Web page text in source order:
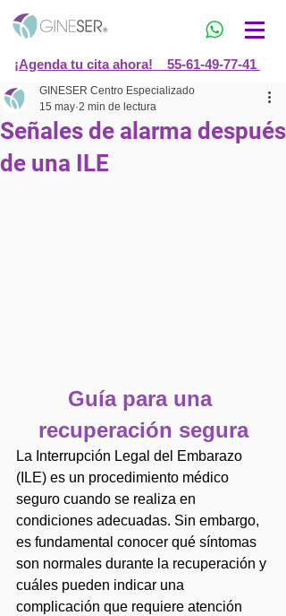
¡Agenda tu cita ahora! 55-61-49-77-41
Señales de alarma después
de una ILE
GINESER Centro Especializado
15 may 2 min de lectura
Guía para una
recuperación segura
La Interrupción Legal del Embarazo
(ILE) es un procedimiento médico
seguro cuando se realiza en
condiciones adecuadas. Sin embargo,
es fundamental conocer qué síntomas
son normales durante la recuperación y
cuáles pueden indicar una
complicación que requiere atención